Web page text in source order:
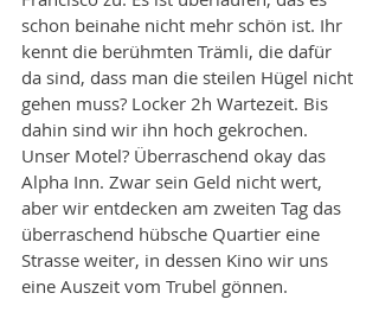
schon beinahe nicht mehr schön ist. Ihr
kennt die berühmten Trämli, die dafür
da sind, dass man die steilen Hügel nicht
gehen muss? Locker 2h Wartezeit. Bis
dahin sind wir ihn hoch gekrochen.
Unser Motel? Überraschend okay das
Alpha Inn. Zwar sein Geld nicht wert,
aber wir entdecken am zweiten Tag das
überraschend hübsche Quartier eine
Strasse weiter, in dessen Kino wir uns
eine Auszeit vom Trubel gönnen.